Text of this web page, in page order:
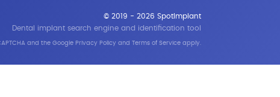
© 2019 - 2026 SpotImplant
Dental implant search engine and identification tool
and the Google Privacy Policy and Terms of Serviceapply.